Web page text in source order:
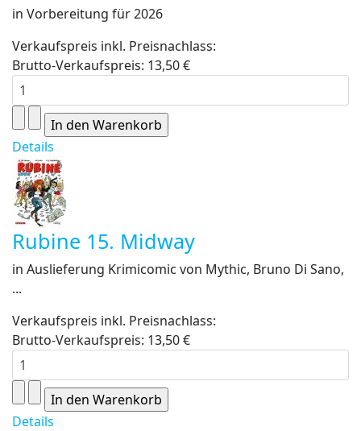
in Vorbereitung für 2026
Verkaufspreis inkl. Preisnachlass:
Brutto-Verkaufspreis: 13,50 €
Details
Rubine 15. Midway
in Auslieferung Krimicomic von Mythic, Bruno Di Sano,
...
Verkaufspreis inkl. Preisnachlass:
Brutto-Verkaufspreis: 13,50 €
Details